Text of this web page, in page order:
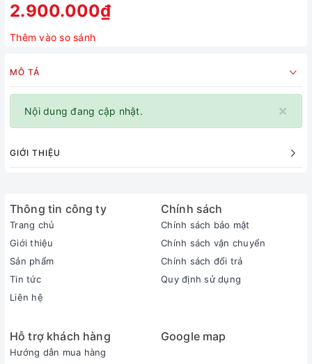
2.900.000₫
Thêm vào so sánh
MÔ TẢ
×
Nội dung đang cập nhật.
GIỚI THIỆU
Thông tin công ty
Trang chủ
Giới thiệu
Sản phẩm
Tin tức
Liên hệ
Chính sách
Chính sách bảo mật
Chính sách vận chuyển
Chính sách đổi trả
Quy định sử dụng
Hỗ trợ khách hàng
Hướng dẫn mua hàng
Google map